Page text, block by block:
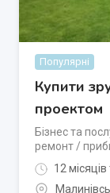
Популярні
Купити
проектом
Бізнес та
ремонт /
12